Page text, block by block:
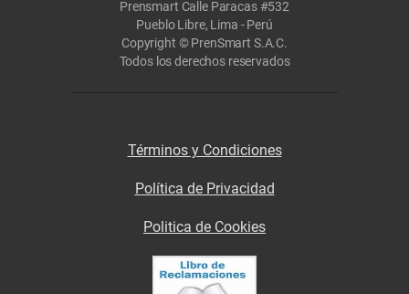
Prensmart Calle Paracas #532
Pueblo Libre, Lima - Perú
Copyright © PrenSmart S.A.C.
Todos los derechos reservados
Términos y Condiciones
Política de Privacidad
Politica de Cookies